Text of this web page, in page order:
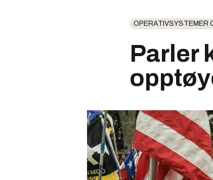
OPERATIVSYSTEMER
Parler